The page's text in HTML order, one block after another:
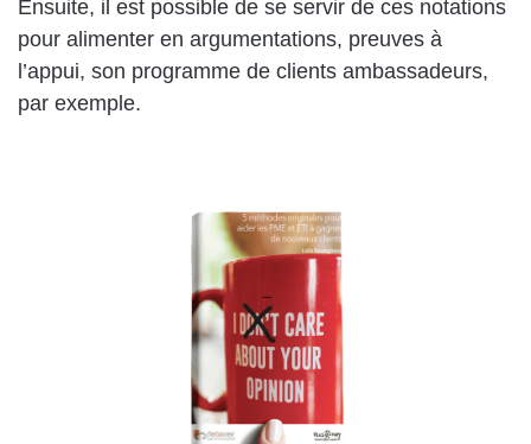
Ensuite, il est possible de se servir de ces notations
pour alimenter en argumentations, preuves à
l’appui, son programme de clients ambassadeurs,
par exemple.